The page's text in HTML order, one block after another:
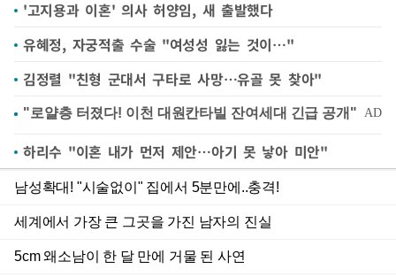
'고지용과 이혼' 의사 허양임, 새 출발했다
유혜정, 자궁적출 수술 "여성성 잃는 것이…"
김정렬 "친형 군대서 구타로 사망…유골 못 찾아"
하리수 "이혼 내가 먼저 제안…아기 못 낳아 미안"